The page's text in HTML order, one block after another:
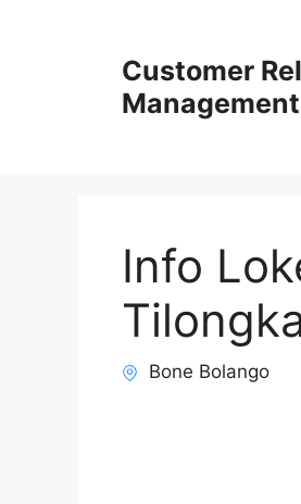
Customer
Management
Info
Bone Bolango